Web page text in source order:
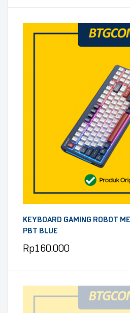
KEYBOARD GAMING ROBOT
PBT BLUE
Rp160.000